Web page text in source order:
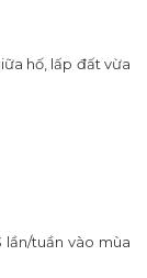
hố, lấp đất vừa
lần/tuần vào mùa